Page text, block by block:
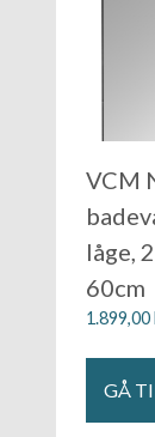
VCM
låge,
60cm
1.899,00
GÅ